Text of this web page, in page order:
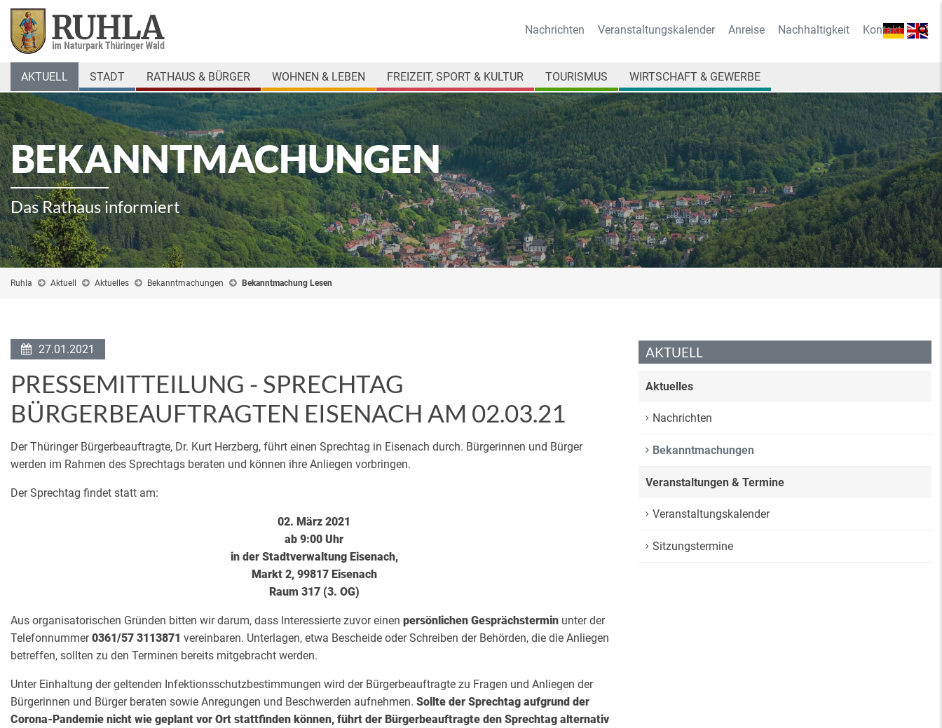
Nachrichten Veranstaltungskalender Anreise Nachhaltigkeit Kontakt
AKTUELL STADT RATHAUS & BÜRGER WOHNEN & LEBEN FREIZEIT, SPORT & KULTUR TOURISMUS WIRTSCHAFT & GEWERBE
BEKANNTMACHUNGEN
Das Rathaus informiert
Ruhla Aktuell Aktuelles Bekanntmachungen Bekanntmachung Lesen
27.01.2021
PRESSEMITTEILUNG - SPRECHTAG
BÜRGERBEAUFTRAGTEN EISENACH AM 02.03.21
Der Thüringer Bürgerbeauftragte, Dr. Kurt Herzberg, führt einen Sprechtag in Eisenach durch. Bürgerinnen und Bürger
werden im Rahmen des Sprechtags beraten und können ihre Anliegen vorbringen.
Der Sprechtag findet statt am:
02. März 2021
ab 9:00 Uhr
in der Stadtverwaltung Eisenach,
Markt 2, 99817 Eisenach
Raum 317 (3. OG)
Aus organisatorischen Gründen bitten wir darum, dass Interessierte zuvor einen persönlichen Gesprächstermin unter der
Telefonnummer0361/57 3113871 vereinbaren. Unterlagen, etwa Bescheide oder Schreiben der Behörden, die die Anliegen
betreffen, sollten zu den Terminen bereits mitgebracht werden.
Unter Einhaltung der geltenden Infektionsschutzbestimmungen wird der Bürgerbeauftragte zu Fragen und Anliegen der
Bürgerinnen und Bürger beraten sowie Anregungen und Beschwerden aufnehmen. Sollte der Sprechtag aufgrund der
Corona-Pandemie nicht wie geplant vor Ort stattfinden können, führt der Bürgerbeauftragte den Sprechtag alternativ
AKTUELL
Aktuelles
Nachrichten
Bekanntmachungen
Veranstaltungen & Termine
Veranstaltungskalender
Sitzungstermine